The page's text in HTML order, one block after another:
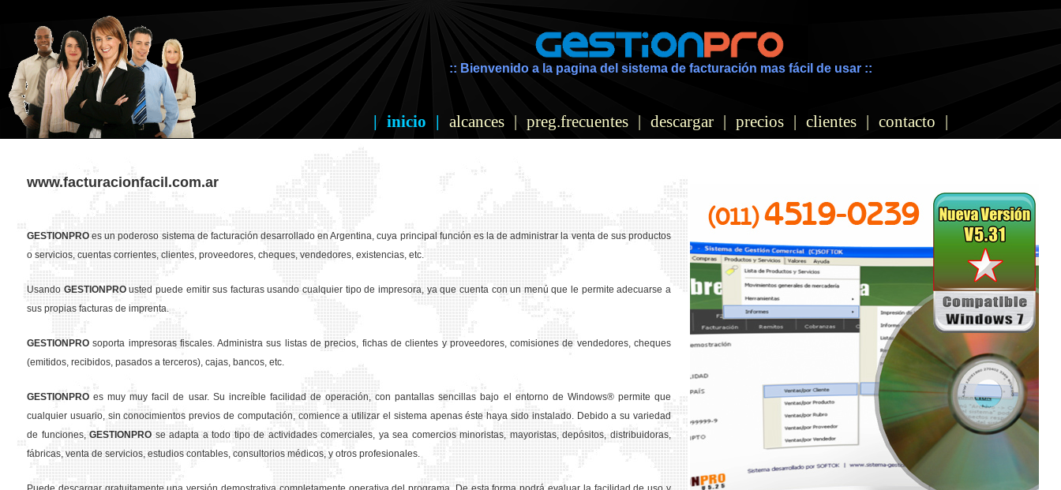
:: Bienvenido a la pagina del sistema de facturación mas fácil de usar ::
| inicio | alcances| preg.frecuentes| descargar| precios| clientes| contacto |
www.facturacionfacil.com.ar
GESTION PRO es un poderoso sistema de facturación desarrollado en Argentina, cuya principal función es la de administrar la venta de sus productos
o servicios, cuentas corrientes, clientes, proveedores, cheques, vendedores, existencias, etc.
Usando GESTION PROusted puede emitir sus facturas usando cualquier tipo de impresora, ya que cuenta con un menú que le permite adecuarse a
sus propias facturas de imprenta.
GESTION PRO soporta impresoras fiscales. Administra sus listas de precios, fichas de clientes y proveedores, comisiones de vendedores, cheques
(emitidos, recibidos, pasados a terceros), cajas, bancos, etc.
GESTION PRO es muy muy facil de usar. Su increíble facilidad de operación, con pantallas sencillas bajo el entorno de Windows® permite que
cualquier usuario, sin conocimientos previos de computación, comience a utilizar el sistema apenas éste haya sido instalado. Debido a su variedad
de funciones,GESTION PRO se adapta a todo tipo de actividades comerciales, ya sea comercios minoristas, mayoristas, depósitos, distribuidoras,
fábricas, venta de servicios, estudios contables, consultorios médicos, y otros profesionales.